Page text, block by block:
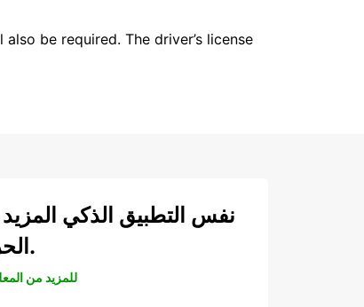
be required. The driver’s license
نفس التطبيق الذكي
الحركة.
للمزيد من